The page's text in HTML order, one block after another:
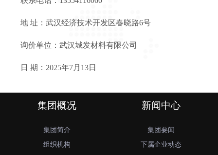
地 址：武汉经济技术开发区春晓路6号
询价单位：武汉城发材料有限公司
日 期：2025年7月13日
集团概况
集团简介
组织机构
新闻中心
集团要闻
下属企业动态